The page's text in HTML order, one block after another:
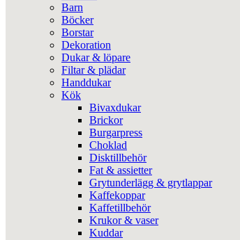
Barn
Böcker
Borstar
Dekoration
Dukar & löpare
Filtar & plädar
Handdukar
Kök
Bivaxdukar
Brickor
Burgarpress
Choklad
Disktillbehör
Fat & assietter
Grytunderlägg & grytlappar
Kaffekoppar
Kaffetillbehör
Krukor & vaser
Kuddar